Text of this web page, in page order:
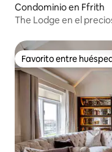
Condominio en Ffrith
The Lodge en el
Favorito entre
Favorito entre